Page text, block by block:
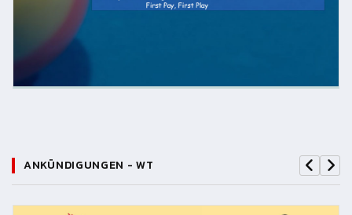
ANKÜNDIGUNGEN - WT